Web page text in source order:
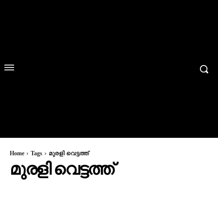
Home Tags മുരളി വെട്ടത്ത്
മുരളി വെട്ടത്ത്